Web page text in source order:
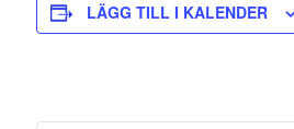
LÄGG TILL I KALENDER